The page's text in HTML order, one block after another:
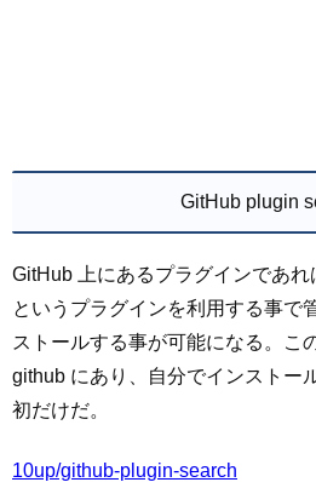
GitHub plugin
GitHub 上にあるプラグインであ
というプラグインを利用する事で
ストールする事が可能になる。こ
github にあり、自分でインストー
初だけだ。
10up/github-plugin-search